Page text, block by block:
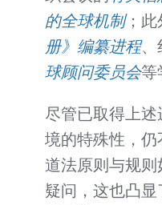
的全球机制；此
册》编纂进程、
球顾问委员会等
尽管已取得上
境的特殊性，
道法原则与规
疑问，这也凸